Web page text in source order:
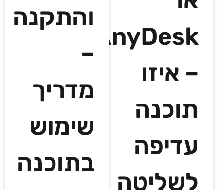
AnyDesk
– איזו
תוכנה
עדיפה
לשליטה
והתקנה
–
מדריך
שימוש
בתוכנה